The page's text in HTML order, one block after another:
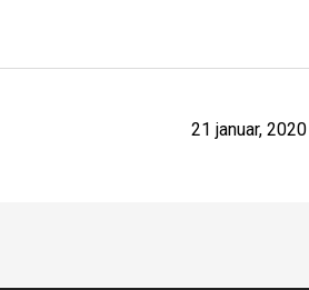
21 januar, 2020